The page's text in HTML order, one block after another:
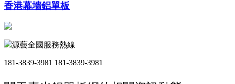
香港幕墻鋁單板
源藝全國服務熱線
181-3839-3981 181-3839-3981